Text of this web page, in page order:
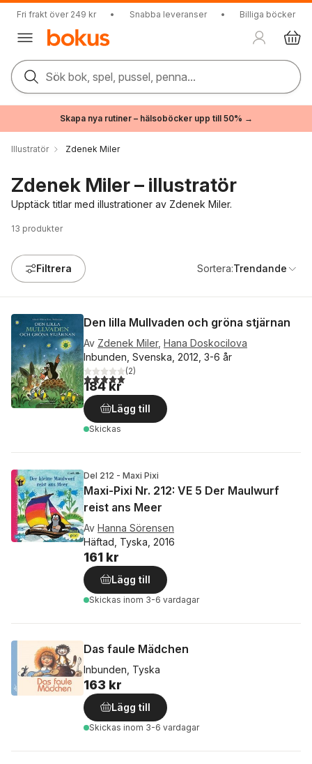
Fri frakt över 249 kr • Snabba leveranser • Billiga böcker
Sök bok, spel, pussel, penna...
Skapa nya rutiner – hälsoböcker upp till 50% →
Illustratör Zdenek Miler
Zdenek Miler – illustratör
Upptäck titlar med illustrationer av Zdenek Miler.
13 produkter
Filtrera Sortera:Trendande
Den lilla Mullvaden och gröna stjärnan
Av Zdenek Miler, Hana Doskocilova
Inbunden, Svenska, 2012, 3-6 år
5,0utav 5 stjärnor. Totalt antal röster:
(2)
184 kr
Lägg till
Skickas
Del 212 - Maxi Pixi
Maxi-Pixi Nr. 212: VE 5 Der Maulwurf
reist ans Meer
Av Hanna Sörensen
Häftad, Tyska, 2016
161 kr
Lägg till
Skickas inom 3-6 vardagar
Das faule Mädchen
Inbunden, Tyska
163 kr
Lägg till
Skickas inom 3-6 vardagar